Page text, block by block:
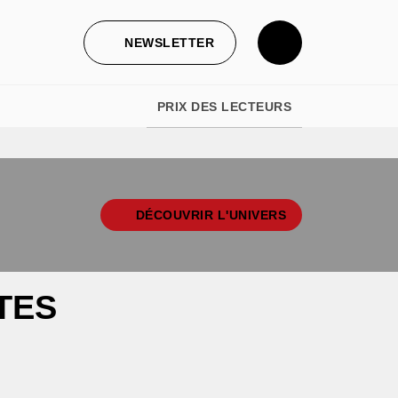
NEWSLETTER
PRIX DES LECTEURS
DÉCOUVRIR L'UNIVERS